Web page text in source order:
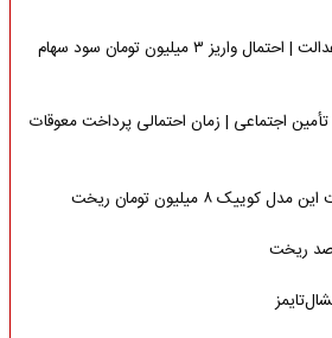
غافلگیری دارندگان سهام عدالت | احتمال واریز ۳ میلیون تومان سود سهام
اجتماعی | زمان احتمالی پرداخت معوقات
۸ میلیون تومان ریخت